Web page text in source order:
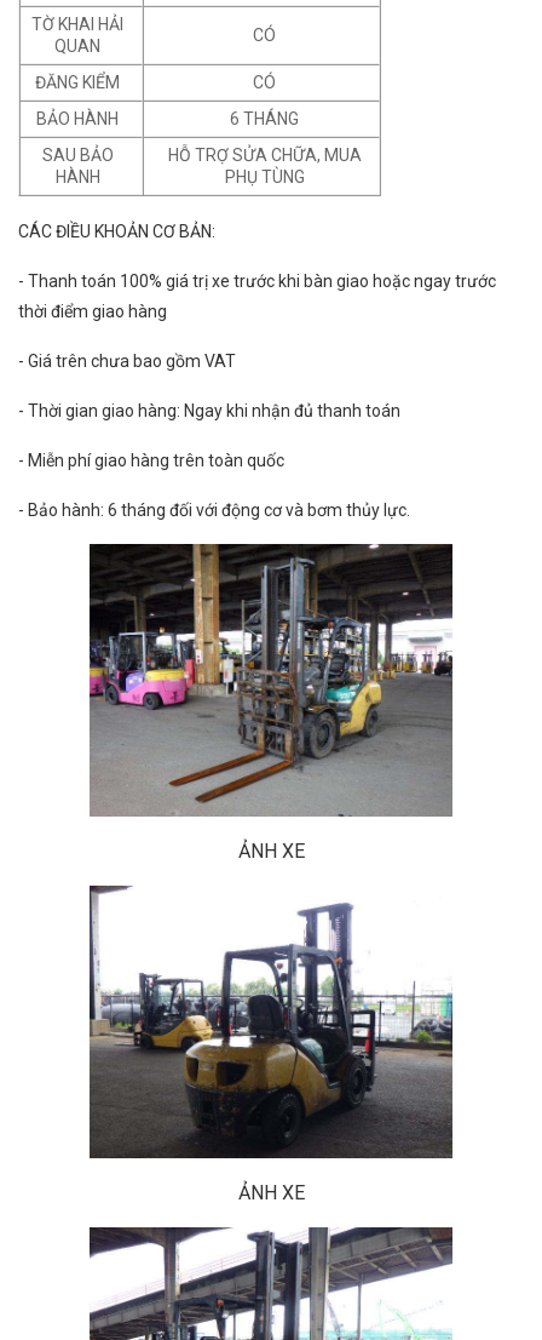
TỜ KHAI HẢI
QUAN
CÓ
ĐĂNG KIỂM
CÓ
BẢO HÀNH
6 THÁNG
SAU BẢO
HÀNH
HỖ TRỢ SỬA CHỮA, MUA
PHỤ TÙNG
CÁC ĐIỀU KHOẢN CƠ BẢN:
- Thanh toán 100% giá trị xe trước khi bàn giao hoặc ngay trước
thời điểm giao hàng
- Giá trên chưa bao gồm VAT
- Thời gian giao hàng: Ngay khi nhận đủ thanh toán
- Miễn phí giao hàng trên toàn quốc
- Bảo hành: 6 tháng đối với động cơ và bơm thủy lực.
ẢNH XE
ẢNH XE